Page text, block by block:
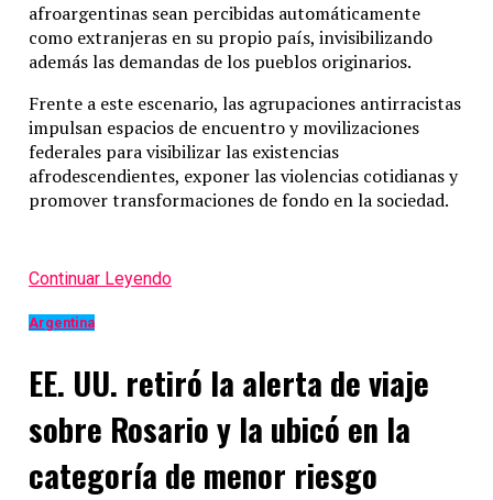
afroargentinas sean percibidas automáticamente
como extranjeras en su propio país, invisibilizando
además las demandas de los pueblos originarios.
Frente a este escenario, las agrupaciones antirracistas
impulsan espacios de encuentro y movilizaciones
federales para visibilizar las existencias
afrodescendientes, exponer las violencias cotidianas y
promover transformaciones de fondo en la sociedad.
Continuar Leyendo
Argentina
EE. UU. retiró la alerta de viaje
sobre Rosario y la ubicó en la
categoría de menor riesgo